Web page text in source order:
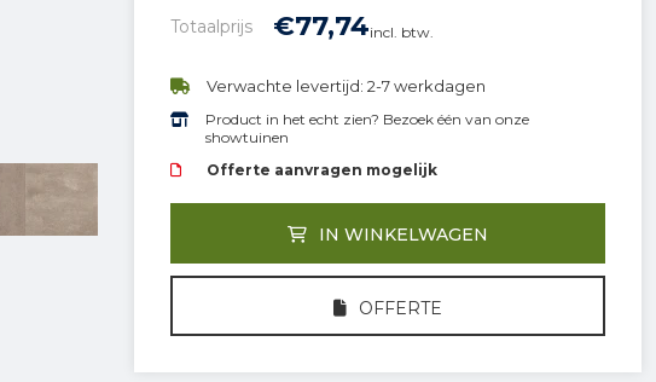
Totaalprijs €77,74incl. btw.
Verwachte levertijd: 2-7 werkdagen
Product in het echt zien? Bezoek één van onze
showtuinen
Offerte aanvragen mogelijk
IN WINKELWAGEN
OFFERTE